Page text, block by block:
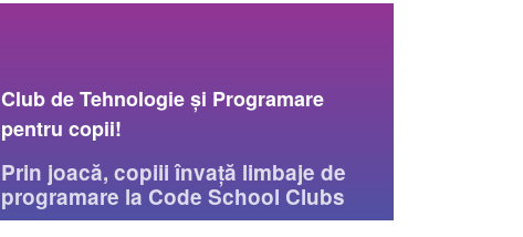
Club de Tehnologie și Programare
pentru copii!
Prin joacă, copiii învață limbaje de
programare la Code School Clubs